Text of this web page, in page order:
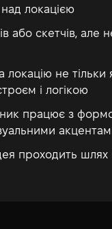
локацією
або скетчів, але
не тільки
і логікою
працює з
проходить